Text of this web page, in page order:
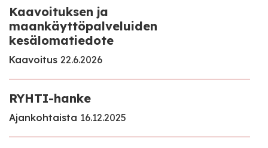
Kaavoituksen ja
maankäyttöpalveluiden
kesälomatiedote
Kaavoitus 22.6.2026
RYHTI-hanke
Ajankohtaista 16.12.2025